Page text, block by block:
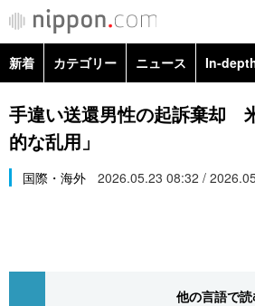
カテゴリー
経済・ビジネス
トップ
In-depth
新着 カテゴリー ニュース In-
政治・外交
経済・ビジネス
手違い送還男性の起訴棄却
的な乱用」
国際・海外 2026.05.23 08:32 /
他の言語で